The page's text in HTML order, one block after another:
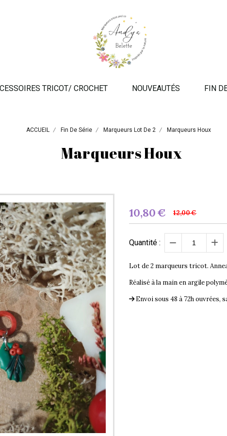
TRICOT/ CROCHET NOUVEAUTÉS FIN
ACCUEIL Fin De Série Marqueurs Lot De 2 Marqueurs Houx
Marqueurs Houx
10,80€ 12,00€
Quantité :
Lot de 2 marqueurs tricot.
Réalisé à la main en argile
Envoi sous 48 à 72h ouvrées,